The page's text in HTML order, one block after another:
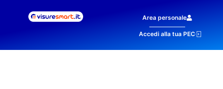
Area personale
Accedi alla tua PEC